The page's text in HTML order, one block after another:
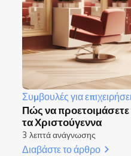
Συμβουλές για
Πώς να
τα Χριστούγεννα
3 λεπτά ανάγνωσης
Διαβάστε το άρθρο